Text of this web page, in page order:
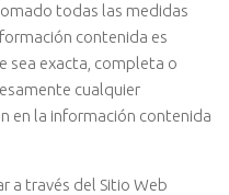
todas las medidas
contenida es
sea exacta, completa o
cualquier
en la información contenida
a través del Sitio Web